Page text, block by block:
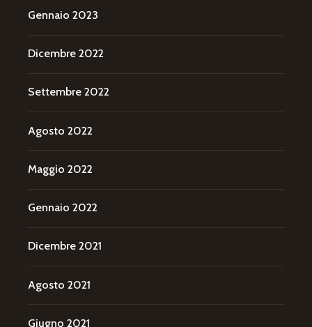
Gennaio 2023
Dicembre 2022
Settembre 2022
Agosto 2022
Maggio 2022
Gennaio 2022
Dicembre 2021
Agosto 2021
Giugno 2021